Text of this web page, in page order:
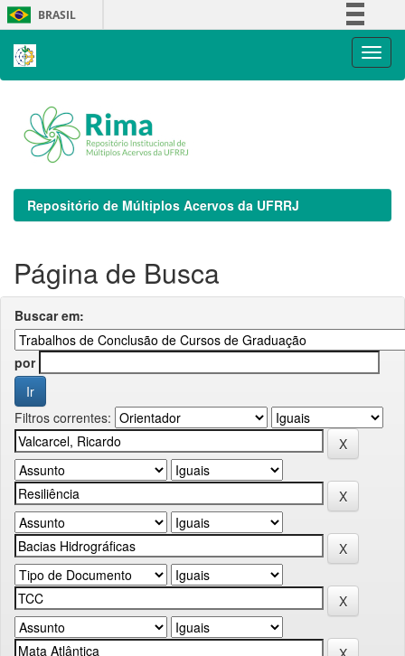
Skip
navigation
BRASIL
Repositório de Múltiplos Acervos da UFRRJ
Página de Busca
Buscar em:
por
Filtros correntes: